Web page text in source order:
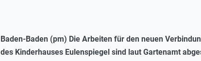
Baden-Baden (pm) Die Arbeiten für den neuen
des Kinderhauses Eulenspiegel sind laut Gartenamt